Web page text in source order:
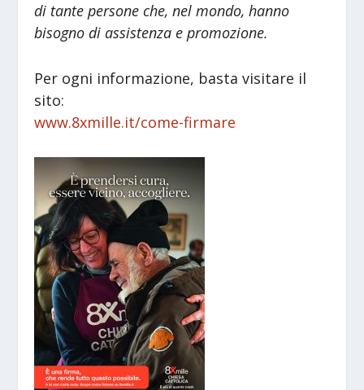
di tante persone che, nel mondo, hanno
bisogno di assistenza e promozione.
Per ogni informazione, basta visitare il
sito:
www.8xmille.it/come-firmare